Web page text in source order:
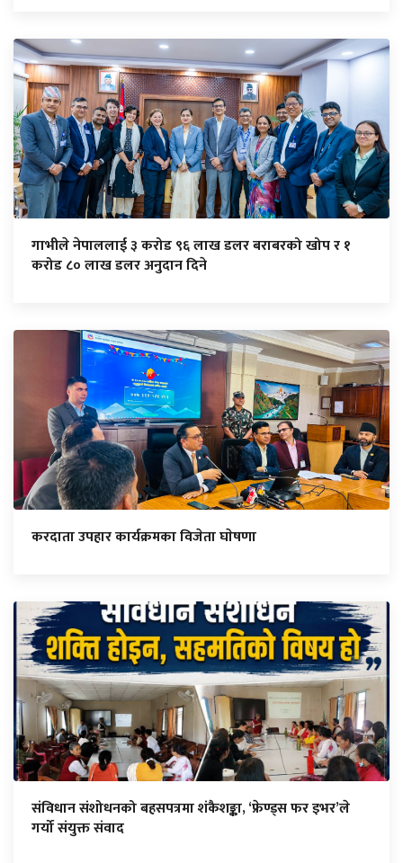
गाभीले नेपाललाई ३ करोड ९६ लाख डलर बराबरको खोप र १
करोड ८० लाख डलर अनुदान दिने
करदाता उपहार कार्यक्रमका विजेता घाेषणा
संविधान संशोधनको बहसपत्रमा शंकैशङ्का, ‘फ्रेण्ड्स फर इभर’ले
गर्यो संयुक्त संवाद